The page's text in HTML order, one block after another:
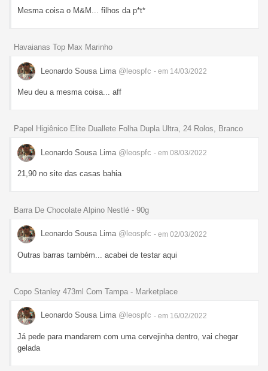
Mesma coisa o M&M... filhos da p*t*
Havaianas Top Max Marinho
Leonardo Sousa Lima @leospfc - em 14/03/2022
Meu deu a mesma coisa... aff
Papel Higiênico Elite Duallete Folha Dupla Ultra, 24 Rolos, Branco
Leonardo Sousa Lima @leospfc - em 08/03/2022
21,90 no site das casas bahia
Barra De Chocolate Alpino Nestlé - 90g
Leonardo Sousa Lima @leospfc - em 02/03/2022
Outras barras também... acabei de testar aqui
Copo Stanley 473ml Com Tampa - Marketplace
Leonardo Sousa Lima @leospfc - em 16/02/2022
Já pede para mandarem com uma cervejinha dentro, vai chegar
gelada